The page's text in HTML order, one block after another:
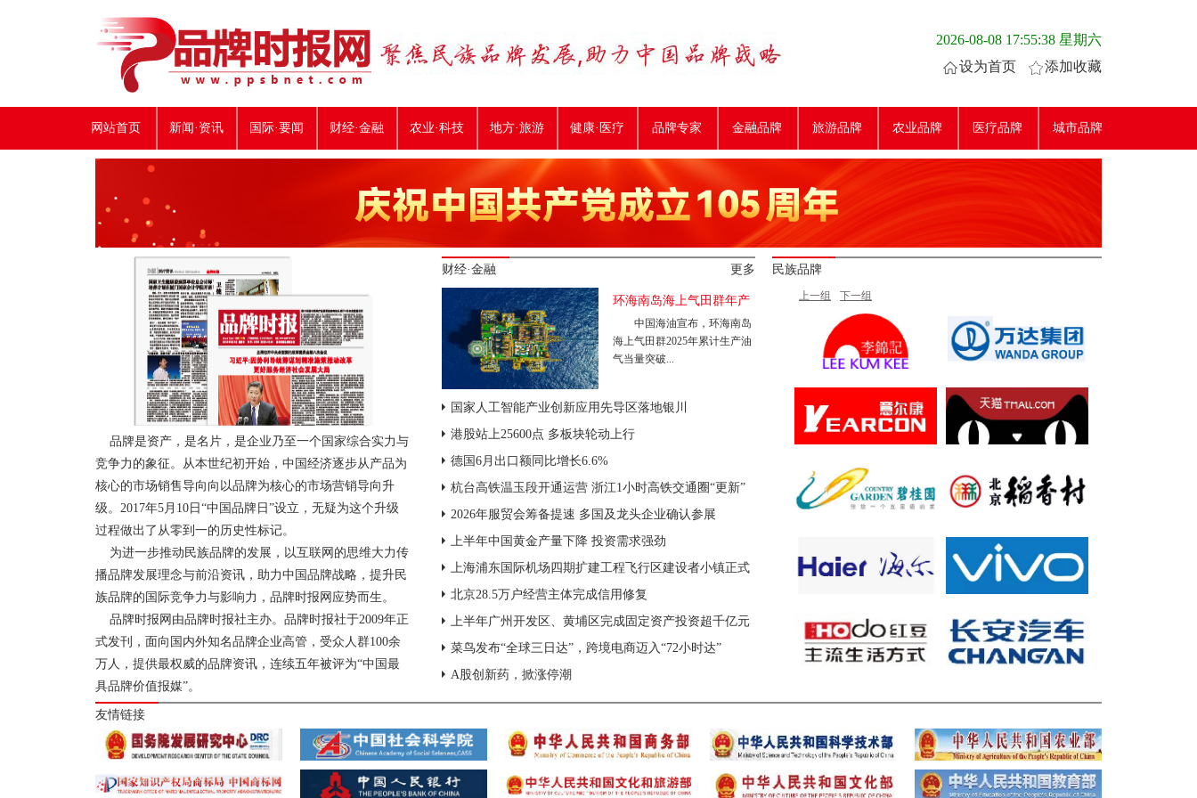
2026-08-08 17:55:38 星期六
添加收藏
设为首页
网站首页 新闻·资讯 国际·要闻 财经·金融 农业·科技 地方·旅游 健康·医疗 品牌专家 金融品牌 旅游品牌 农业品牌 医疗品牌 城市品牌
品牌是资产，是名片，是企业乃至一个国家综合实力与
竞争力的象征。从本世纪初开始，中国经济逐步从产品为
核心的市场销售导向向以品牌为核心的市场营销导向升
级。2017年5月10日“中国品牌日”设立，无疑为这个升级
过程做出了从零到一的历史性标记。
为进一步推动民族品牌的发展，以互联网的思维大力传
播品牌发展理念与前沿资讯，助力中国品牌战略，提升民
族品牌的国际竞争力与影响力，品牌时报网应势而生。
品牌时报网由品牌时报社主办。品牌时报社于2009年正
式发刊，面向国内外知名品牌企业高管，受众人群100余
万人，提供最权威的品牌资讯，连续五年被评为“中国最
具品牌价值报媒”。
更多
财经·金融
环海南岛海上气田群年产
量首次突破千万吨油当量
中国海油宣布，环海南岛
海上气田群2025年累计生产油
气当量突破...
国家人工智能产业创新应用先导区落地银川
港股站上25600点 多板块轮动上行
德国6月出口额同比增长6.6%
杭台高铁温玉段开通运营 浙江1小时高铁交通圈“更新”
2026年服贸会筹备提速 多国及龙头企业确认参展
上半年中国黄金产量下降 投资需求强劲
上海浦东国际机场四期扩建工程飞行区建设者小镇正式
启用
北京28.5万户经营主体完成信用修复
上半年广州开发区、黄埔区完成固定资产投资超千亿元
菜鸟发布“全球三日达”，跨境电商迈入“72小时达”
A股创新药，掀涨停潮
民族品牌
上一组 下一组
友情链接